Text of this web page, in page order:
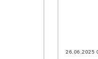
26.06.2025